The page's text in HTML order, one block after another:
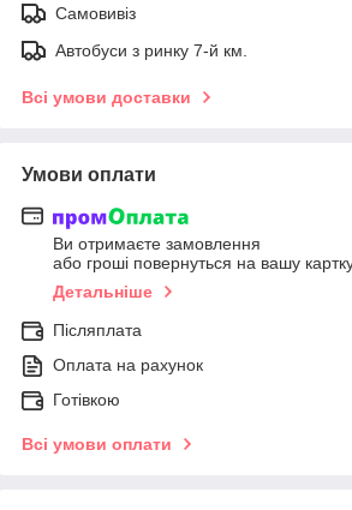
Самовивіз
Автобуси з ринку 7-й км.
Всі умови доставки
Умови оплати
Ви отримаєте замовлення
або гроші повернуться на вашу
Детальніше
Післяплата
Оплата на рахунок
Готівкою
Всі умови оплати